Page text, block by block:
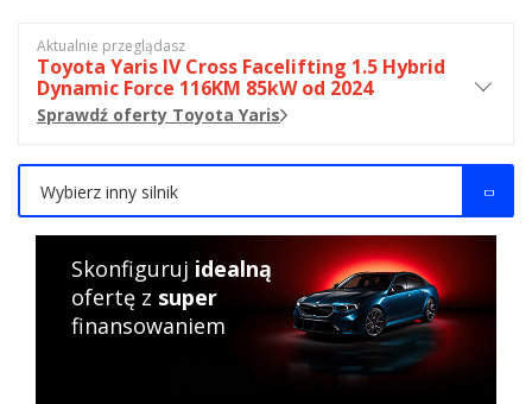
Aktualnie przeglądasz
Toyota Yaris IV Cross Facelifting 1.5 Hybrid
Dynamic Force 116KM 85kW od 2024
Sprawdź oferty Toyota Yaris
Wybierz inny silnik
Skonfiguruj idealną
ofertę z super
finansowaniem